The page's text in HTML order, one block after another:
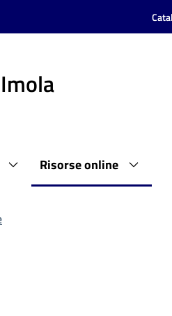
Risorse online